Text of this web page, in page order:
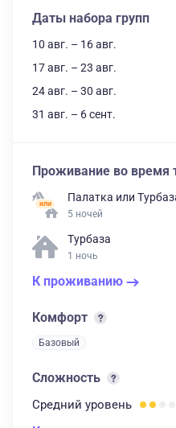
Даты набора групп
10 авг. – 16 авг.
17 авг. – 23 авг.
24 авг. – 30 авг.
31 авг. – 6 сент.
Проживание во время
Палатка или
5 ночей
Турбаза
1 ночь
К проживанию
Комфорт
Базовый
Сложность
Средний уровень